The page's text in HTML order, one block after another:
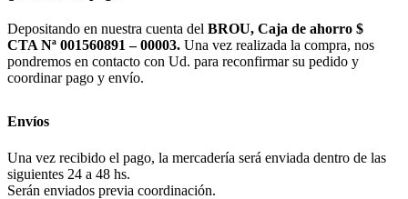
Depositando en nuestra cuenta del BROU, Caja de ahorro $
CTA Nª 001560891 – 00003. Una vez realizada la compra, nos
pondremos en contacto con Ud. para reconfirmar su pedido y
coordinar pago y envío.
Envíos
Una vez recibido el pago, la mercadería será enviada dentro de las
siguientes 24 a 48 hs.
Serán enviados previa coordinación.